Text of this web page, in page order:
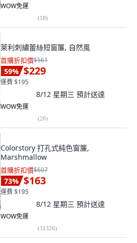
WOW免運
(18)
萊利刺繡蕾絲短窗簾, 自然風
首購折扣價$561
59% $229
運費 $195
8/12 星期三 預計送達
WOW免運
(20)
Colorstory 打孔式純色窗簾,
Marshmallow
首購折扣價$607
73% $163
運費 $195
8/12 星期三 預計送達
WOW免運
(31326)